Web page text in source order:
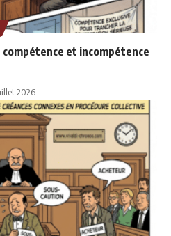
et incompétence
2026